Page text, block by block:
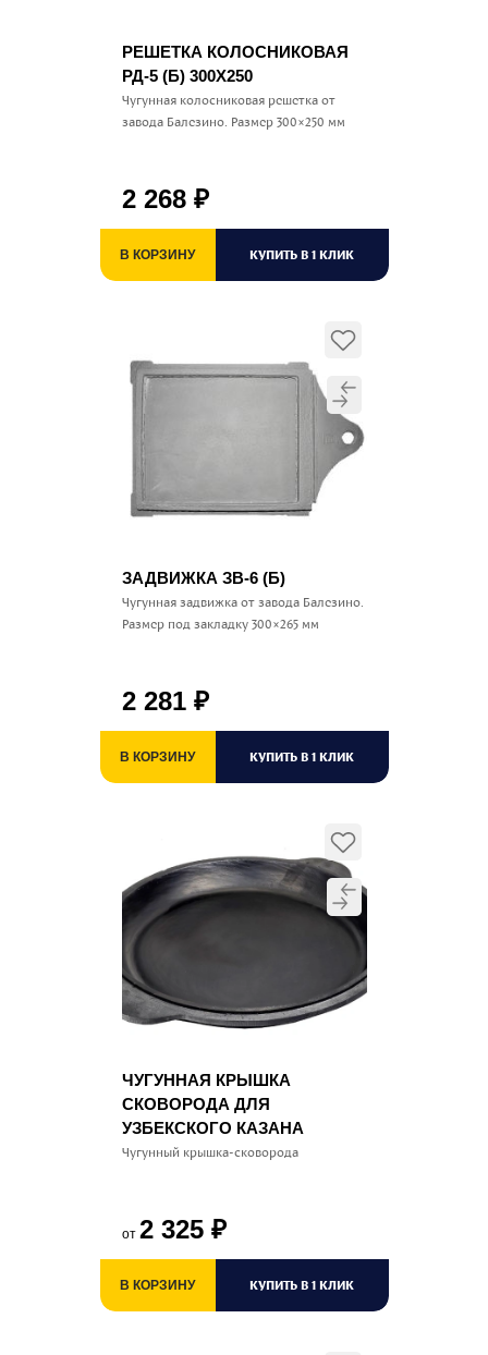
РЕШЕТКА КОЛОСНИКОВАЯ
РД-5 (Б) 300Х250
Чугунная колосниковая решетка от
завода Балезино. Размер 300×250 мм
2 268 ₽
В КОРЗИНУ КУПИТЬ В 1 КЛИК
ЗАДВИЖКА ЗВ-6 (Б)
Чугунная задвижка от завода Балезино.
Размер под закладку 300×265 мм
2 281 ₽
В КОРЗИНУ КУПИТЬ В 1 КЛИК
ЧУГУННАЯ КРЫШКА
СКОВОРОДА ДЛЯ
УЗБЕКСКОГО КАЗАНА
Чугунный крышка-сковорода
от 2 325 ₽
В КОРЗИНУ КУПИТЬ В 1 КЛИК